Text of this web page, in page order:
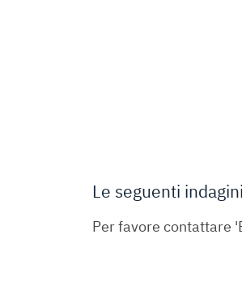
Le seguenti
Per favore contattare